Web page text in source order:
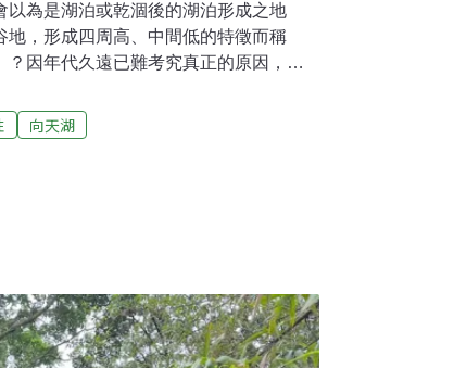
以為是湖泊或乾涸後的湖泊形成之地
，形成四周高、中間低的特徵而稱
因年代久遠已難考究真正的原因，但
行約100公尺，一過平安橋（座標
，眼前是一條臨溪的小徑，因現代化的
出多采多姿的林下生態系。​一路直行
向天湖